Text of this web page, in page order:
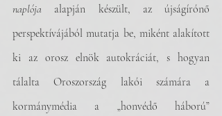
naplója alapján készült, az újságírónő
perspektívájából mutatja be, miként alakított
ki az orosz elnök autokráciát, s hogyan
tálalta Oroszország lakói számára a
kormánymédia a „honvédő háború”